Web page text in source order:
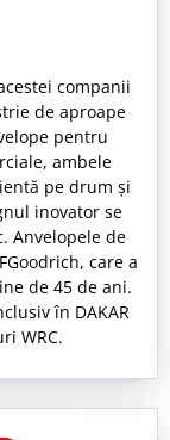
companii
de aproape
pentru
ambele
pe drum și
inovator se
Anvelopele de
care a
de 45 de ani.
în DAKAR
WRC.